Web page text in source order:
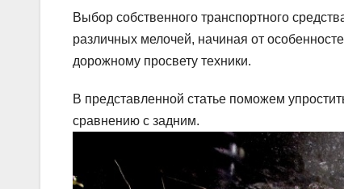
Выбор собственного транспортного
различных мелочей, начиная от
дорожному просвету техники.
В представленной статье поможем
сравнению с задним.